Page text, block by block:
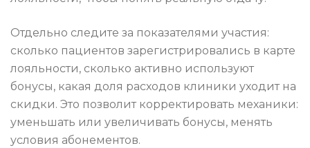
Отдельно следите за показателями участия:
сколько пациентов зарегистрировались в карте
лояльности, сколько активно используют
бонусы, какая доля расходов клиники уходит на
скидки. Это позволит корректировать механики:
уменьшать или увеличивать бонусы, менять
условия абонементов.